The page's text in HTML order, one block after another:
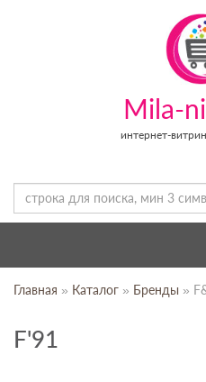
Mila-
интернет-
Главная » Каталог » Бренды »
F'91